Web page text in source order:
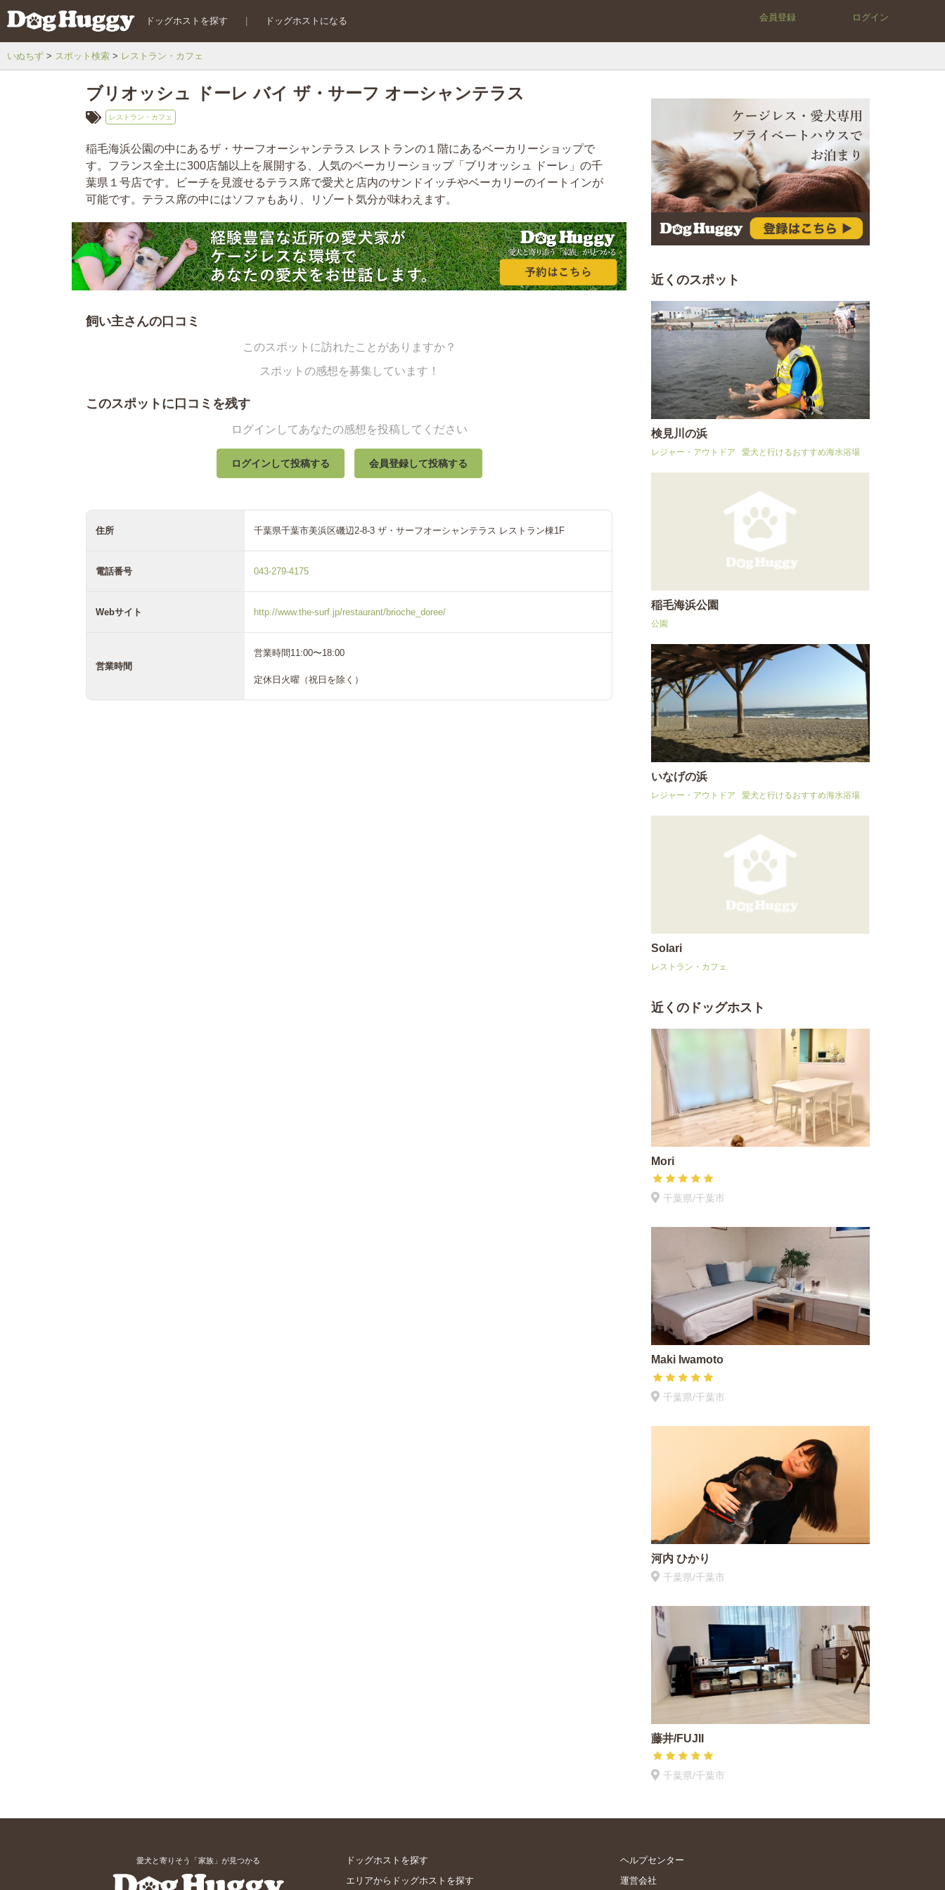
ドッグホストを探す ドッグホストになる 会員登録 ログイン
いぬちず スポット検索 レストラン・カフェ
ブリオッシュ ドーレ バイ ザ・サーフ オーシャンテラス
レストラン・カフェ
稲毛海浜公園の中にあるザ・サーフオーシャンテラス レストランの１階にあるベーカリーショップで
す。フランス全土に300店舗以上を展開する、人気のベーカリーショップ「ブリオッシュ ドーレ」の千
葉県１号店です。ビーチを見渡せるテラス席で愛犬と店内のサンドイッチやベーカリーのイートインが
可能です。テラス席の中にはソファもあり、リゾート気分が味わえます。
飼い主さんの口コミ
このスポットに訪れたことがありますか？
スポットの感想を募集しています！
このスポットに口コミを残す
ログインしてあなたの感想を投稿してください
ログインして投稿する 会員登録して投稿する
住所 千葉県千葉市美浜区磯辺2-8-3 ザ・サーフオーシャンテラス レストラン棟1F
電話番号 043-279-4175
Webサイト http://www.the-surf.jp/restaurant/brioche_doree/
営業時間
営業時間11:00〜18:00
定休日火曜（祝日を除く）
近くのスポット
検見川の浜
レジャー・アウトドア 愛犬と行けるおすすめ海水浴場
稲毛海浜公園
公園
いなげの浜
レジャー・アウトドア 愛犬と行けるおすすめ海水浴場
Solari
レストラン・カフェ
近くのドッグホスト
Mori
千葉県/千葉市
Maki Iwamoto
千葉県/千葉市
河内 ひかり
千葉県/千葉市
藤井/FUJII
千葉県/千葉市
愛犬と寄りそう「家族」が見つかる
ドッグホストを探す
エリアからドッグホストを探す
ヘルプセンター
運営会社